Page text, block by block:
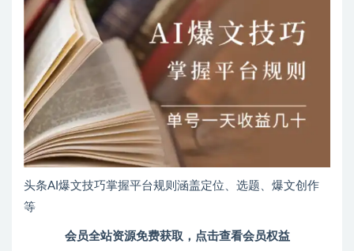
头条AI爆文技巧掌握平台规则涵盖定位、选题、爆文创作
等
会员全站资源免费获取，点击查看会员权益